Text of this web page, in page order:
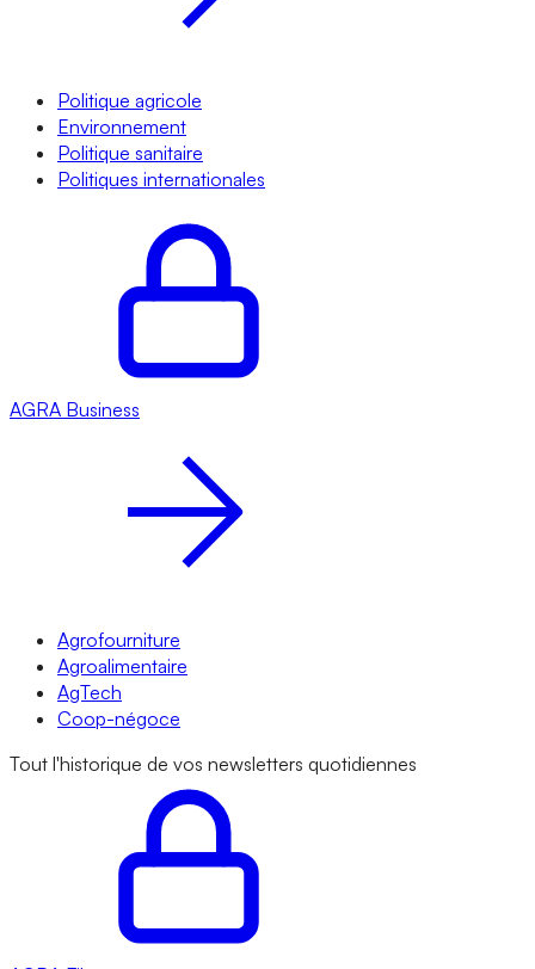
Politique agricole
Environnement
Politique sanitaire
Politiques internationales
AGRA Business
Agrofourniture
Agroalimentaire
AgTech
Coop-négoce
Tout l'historique de vos newsletters quotidiennes